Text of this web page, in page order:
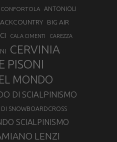
ANTONIOLI
BIG AIR
CALA CIMENTI CAREZZA
CERVINIA
PISONI
MONDO
DI SCIALPINISMO
SNOWBOARDCROSS
SCIALPINISMO
LENZI